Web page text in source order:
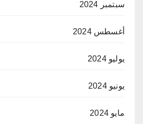
سبتمبر 2024
أغسطس 2024
يوليو 2024
يونيو 2024
مايو 2024